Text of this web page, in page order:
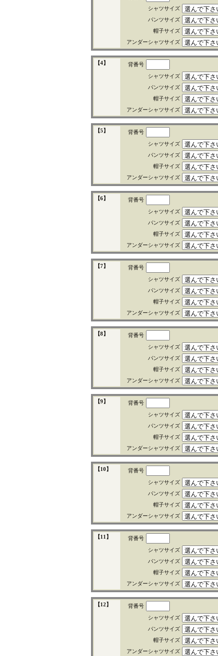
シャツサイズ
パンツサイズ
帽子サイズ
アンダーシャツサイズ
【4】
背番号
シャツサイズ
パンツサイズ
帽子サイズ
アンダーシャツサイズ
【5】
背番号
シャツサイズ
パンツサイズ
帽子サイズ
アンダーシャツサイズ
【6】
背番号
シャツサイズ
パンツサイズ
帽子サイズ
アンダーシャツサイズ
【7】
背番号
シャツサイズ
パンツサイズ
帽子サイズ
アンダーシャツサイズ
【8】
背番号
シャツサイズ
パンツサイズ
帽子サイズ
アンダーシャツサイズ
【9】
背番号
シャツサイズ
パンツサイズ
帽子サイズ
アンダーシャツサイズ
【10】
背番号
シャツサイズ
パンツサイズ
帽子サイズ
アンダーシャツサイズ
【11】
背番号
シャツサイズ
パンツサイズ
帽子サイズ
アンダーシャツサイズ
【12】
背番号
シャツサイズ
パンツサイズ
帽子サイズ
アンダーシャツサイズ